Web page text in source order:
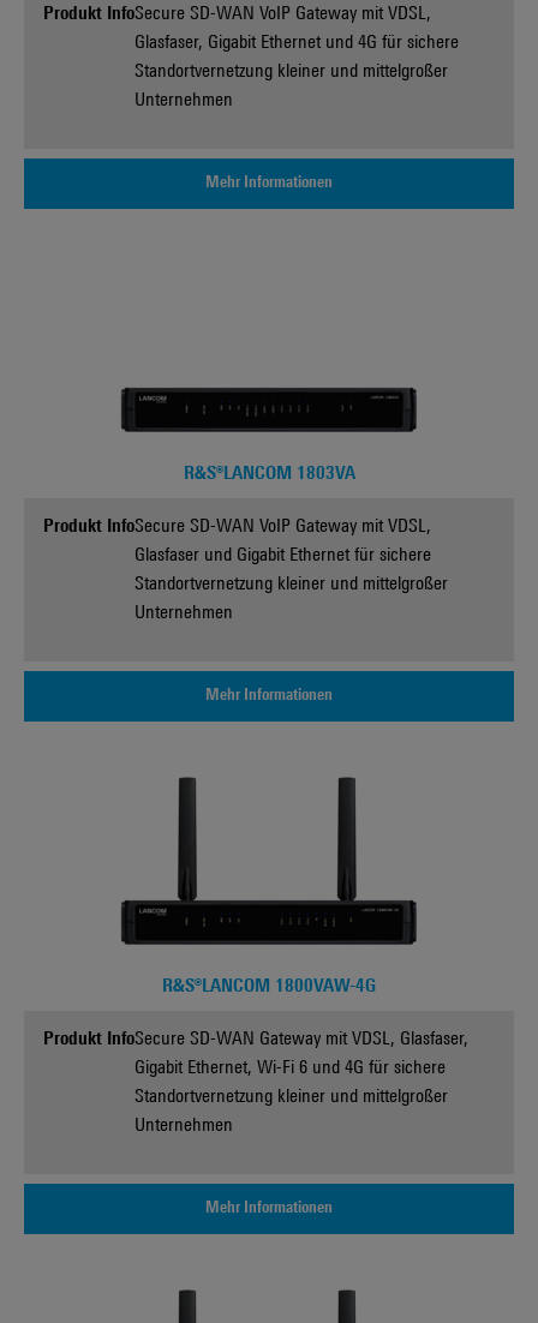
Produkt InfoSecure SD-WAN VoIP Gateway mit VDSL,
Glasfaser, Gigabit Ethernet und 4G für sichere
Standortvernetzung kleiner und mittelgroßer
Unternehmen
Mehr Informationen
R&S®LANCOM 1803VA
Produkt InfoSecure SD-WAN VoIP Gateway mit VDSL,
Glasfaser und Gigabit Ethernet für sichere
Standortvernetzung kleiner und mittelgroßer
Unternehmen
Mehr Informationen
R&S®LANCOM 1800VAW-4G
Produkt InfoSecure SD-WAN Gateway mit VDSL, Glasfaser,
Gigabit Ethernet, Wi-Fi 6 und 4G für sichere
Standortvernetzung kleiner und mittelgroßer
Unternehmen
Mehr Informationen